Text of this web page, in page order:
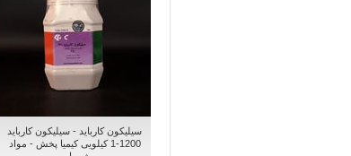
سیلیکون کارباید - سیلیکون کارباید
1200-1 کیلویی کیمیا پخش - مواد